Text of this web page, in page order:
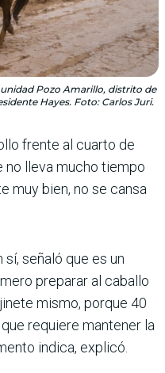
Pozo Amarillo, distrito de
Hayes. Foto: Carlos Juri.
frente al cuarto de
no lleva mucho tiempo
muy bien, no se cansa
señaló que es un
preparar al caballo
mismo, porque 40
requiere mantener la
indica, explicó.